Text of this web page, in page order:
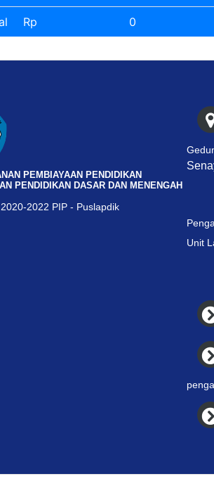
Rp 0
PEMBIAYAAN PENDIDIKAN
PENDIDIKAN DASAR DAN MENENGAH
2022 PIP - Puslapdik
Unit